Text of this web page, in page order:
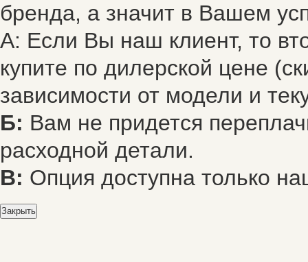
бренда, а значит в Вашем
А: Если Вы наш клиент, то
купите по дилерской цене
зависимости от модели и
Б: Вам не придется
расходной детали.
В: Опция доступна только
Закрыть